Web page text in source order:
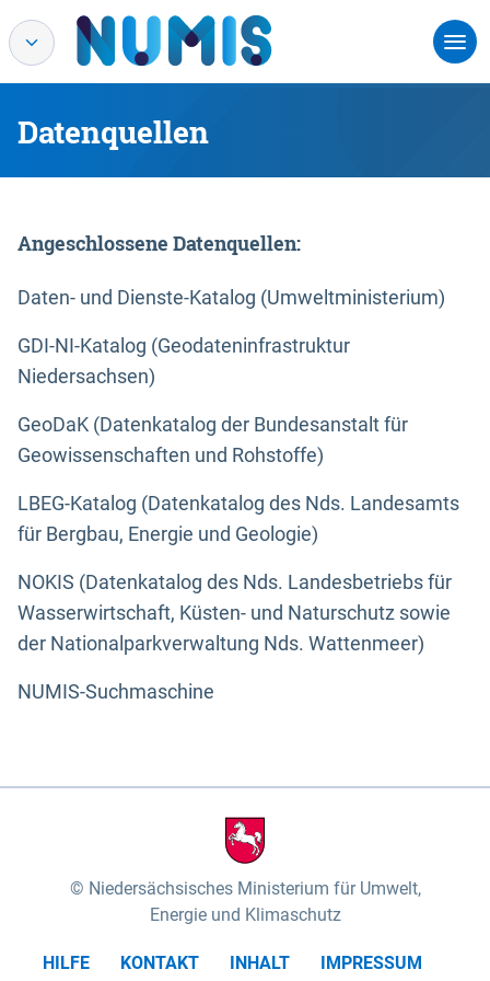
Datenquellen
Angeschlossene Datenquellen:
Daten- und Dienste-Katalog (Umweltministerium)
GDI-NI-Katalog (Geodateninfrastruktur
Niedersachsen)
GeoDaK (Datenkatalog der Bundesanstalt für
Geowissenschaften und Rohstoffe)
LBEG-Katalog (Datenkatalog des Nds. Landesamts
für Bergbau, Energie und Geologie)
NOKIS (Datenkatalog des Nds. Landesbetriebs für
Wasserwirtschaft, Küsten- und Naturschutz sowie
der Nationalparkverwaltung Nds. Wattenmeer)
NUMIS-Suchmaschine
Niedersächsisches Ministerium für Umwelt,
Energie und Klimaschutz
HILFE KONTAKT INHALT
IMPRESSUM